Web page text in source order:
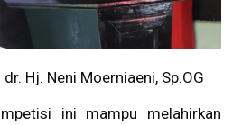
Hj. Neni Moerniaeni, Sp.OG
ini mampu melahirkan